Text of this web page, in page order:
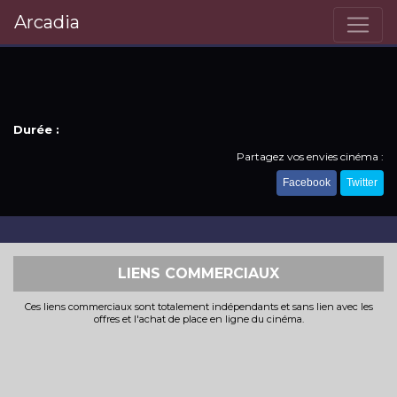
Arcadia
Durée :
Partagez vos envies cinéma :
Facebook Twitter
LIENS COMMERCIAUX
Ces liens commerciaux sont totalement indépendants et sans lien avec les
offres et l'achat de place en ligne du cinéma.